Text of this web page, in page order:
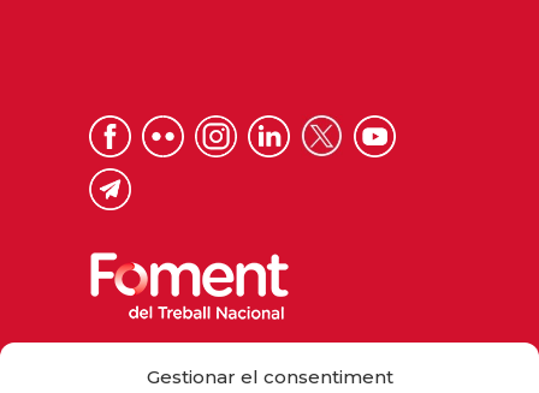
Gestionar el consentiment